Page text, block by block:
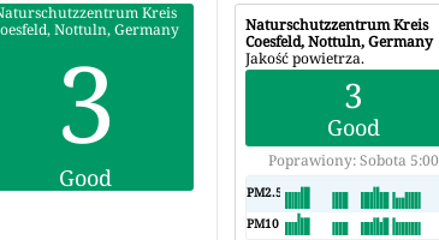
Kreis
Nottuln, Germany
3
Good
Naturschutzzentrum Kreis
Coesfeld, Nottuln, Germany
Jakość powietrza.
3
Good
Poprawiony: Sobota 5:00
PM2.5AQI
PM10 AQI